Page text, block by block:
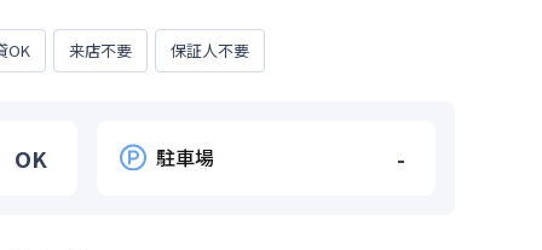
OK 来店不要 保証人不要
OK 駐車場 -